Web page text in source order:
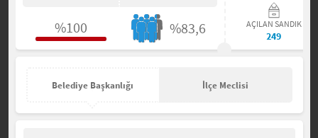
%100 %83,6 AÇILAN SANDIK
249
Belediye Başkanlığı İlçe Meclisi